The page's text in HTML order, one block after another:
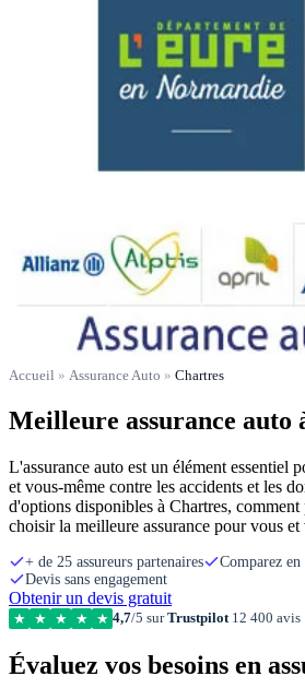
Accueil » Assurance Auto » Chartres
Meilleure assurance auto
L'assurance auto est un élément essentiel
et vous-même contre les accidents et les
d'options disponibles à Chartres,
choisir la meilleure assurance pour vous
+ de 25 assureurs partenaires
Comparez
Devis sans engagement
Obtenir un devis gratuit
★ ★ ★ ★ ★ 4,7/5 surTrustpilot12 400 avis
Évaluez vos besoins en